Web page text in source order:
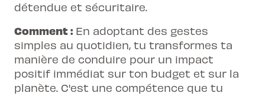
détendue et sécuritaire.
Comment : En adoptant des gestes
simples au quotidien, tu transformes ta
manière de conduire pour un impact
positif immédiat sur ton budget et sur la
planète. C'est une compétence que tu